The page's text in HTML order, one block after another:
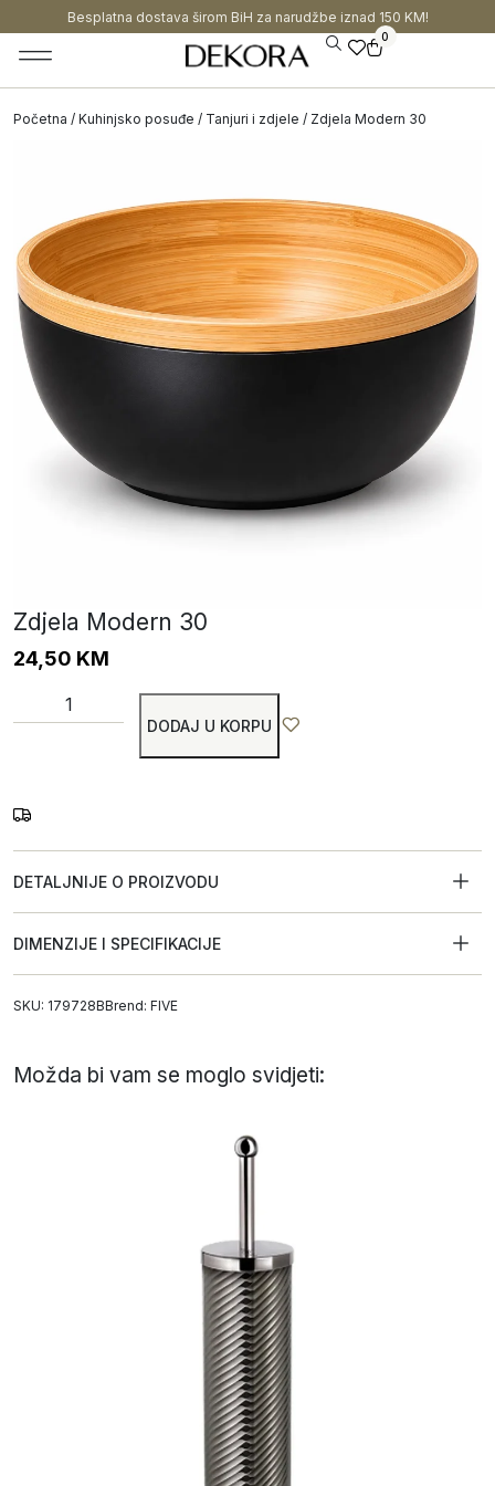
Besplatna dostava širom BiH za narudžbe iznad 150 KM!
0
Početna / Kuhinjsko posuđe / Tanjuri i zdjele / Zdjela Modern 30
Zdjela Modern 30
24,50 KM
DODAJ U KORPU
DETALJNIJE O PROIZVODU
DIMENZIJE I SPECIFIKACIJE
SKU: 179728BBrend: FIVE
Možda bi vam se moglo svidjeti: